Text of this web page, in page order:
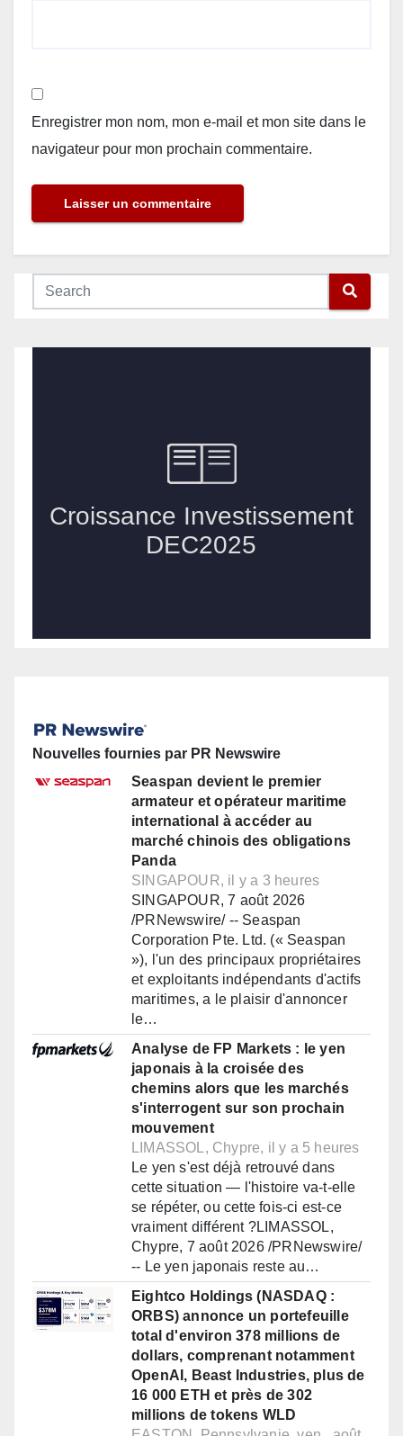
Enregistrer mon nom, mon e-mail et mon site dans le
navigateur pour mon prochain commentaire.
Nouvelles fournies par PR Newswire
Seaspan devient le premier
armateur et opérateur maritime
international à accéder au
marché chinois des obligations
Panda
SINGAPOUR, il y a 3 heures
SINGAPOUR, 7 août 2026
/PRNewswire/ -- Seaspan
Corporation Pte. Ltd. (« Seaspan
»), l'un des principaux propriétaires
et exploitants indépendants d'actifs
maritimes, a le plaisir d'annoncer
le…
Analyse de FP Markets : le yen
japonais à la croisée des
chemins alors que les marchés
s'interrogent sur son prochain
mouvement
LIMASSOL, Chypre, il y a 5 heures
Le yen s'est déjà retrouvé dans
cette situation — l'histoire va-t-elle
se répéter, ou cette fois-ci est-ce
vraiment différent ?LIMASSOL,
Chypre, 7 août 2026 /PRNewswire/
-- Le yen japonais reste au…
Eightco Holdings (NASDAQ :
ORBS) annonce un portefeuille
total d'environ 378 millions de
dollars, comprenant notamment
OpenAI, Beast Industries, plus de
16 000 ETH et près de 302
millions de tokens WLD